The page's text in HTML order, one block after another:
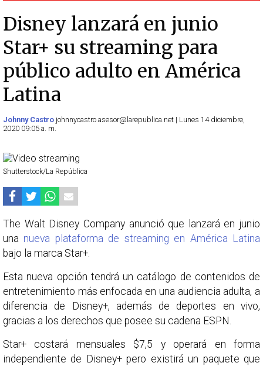
Disney lanzará en junio
Star+ su streaming para
público adulto en América
Latina
Johnny Castro johnnycastro.asesor@larepublica.net | Lunes 14 diciembre,
2020 09:05 a. m.
Shutterstock/La República
The Walt Disney Company anunció que lanzará en junio
una nueva plataforma de streaming en América Latina
bajo la marca Star+.
Esta nueva opción tendrá un catálogo de contenidos de
entretenimiento más enfocada en una audiencia adulta, a
diferencia de Disney+, además de deportes en vivo,
gracias a los derechos que posee su cadena ESPN.
Star+ costará mensuales $7,5 y operará en forma
independiente de Disney+ pero existirá un paquete que